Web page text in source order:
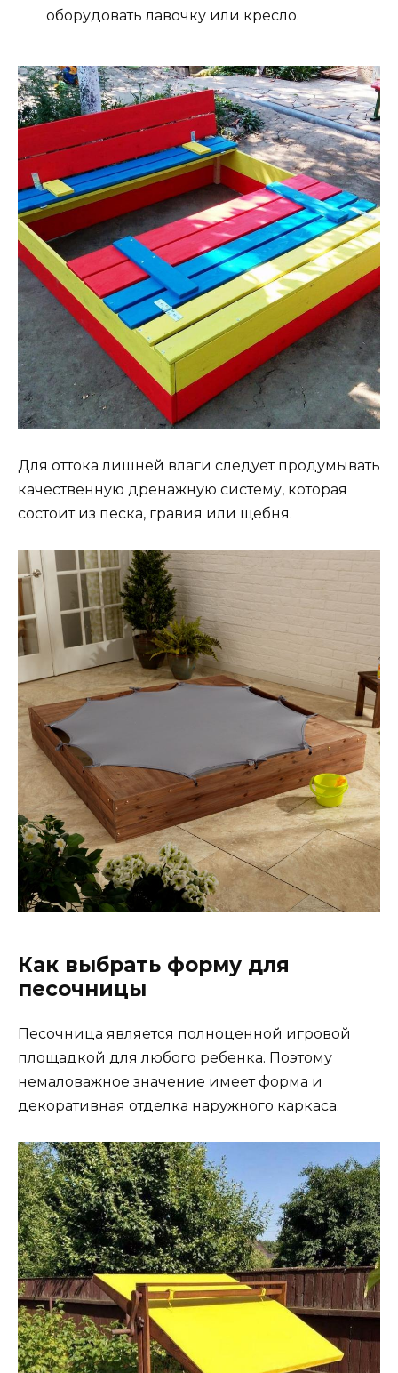
оборудовать лавочку или кресло.
Для оттока лишней влаги следует продумывать
качественную дренажную систему, которая
состоит из песка, гравия или щебня.
Как выбрать форму для
песочницы
Песочница является полноценной игровой
площадкой для любого ребенка. Поэтому
немаловажное значение имеет форма и
декоративная отделка наружного каркаса.